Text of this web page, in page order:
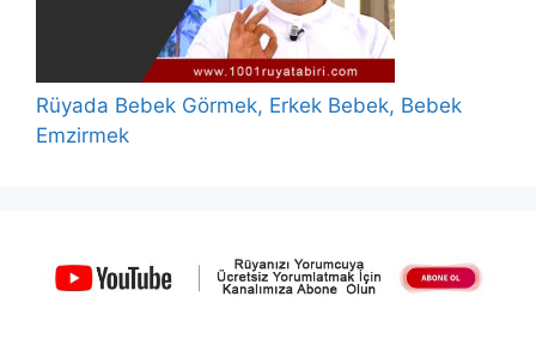
Rüyada Bebek Görmek, Erkek Bebek, Bebek
Emzirmek